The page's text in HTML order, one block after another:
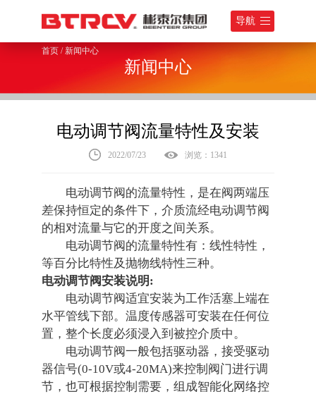
导航
首页 /新闻中心
新闻中心
电动调节阀流量特性及安装
2022/07/23 浏览：1341
电动调节阀的流量特性，是在阀两端压
差保持恒定的条件下，介质流经电动调节阀
的相对流量与它的开度之间关系。
电动调节阀的流量特性有：线性特性，
等百分比特性及抛物线特性三种。
电动调节阀安装说明:
电动调节阀适宜安装为工作活塞上端在
水平管线下部。温度传感器可安装在任何位
置，整个长度必须浸入到被控介质中。
电动调节阀一般包括驱动器，接受驱动
器信号(0-10V或4-20MA)来控制阀门进行调
节，也可根据控制需要，组成智能化网络控